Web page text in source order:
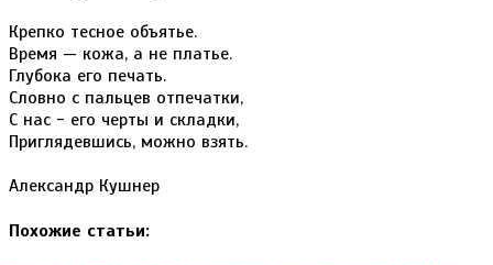
Крепко тесное объятье.
Время — кожа, а не платье.
Глубока его печать.
Словно с пальцев отпечатки,
С нас - его черты и складки,
Приглядевшись, можно взять.
Александр Кушнер
Похожие статьи: